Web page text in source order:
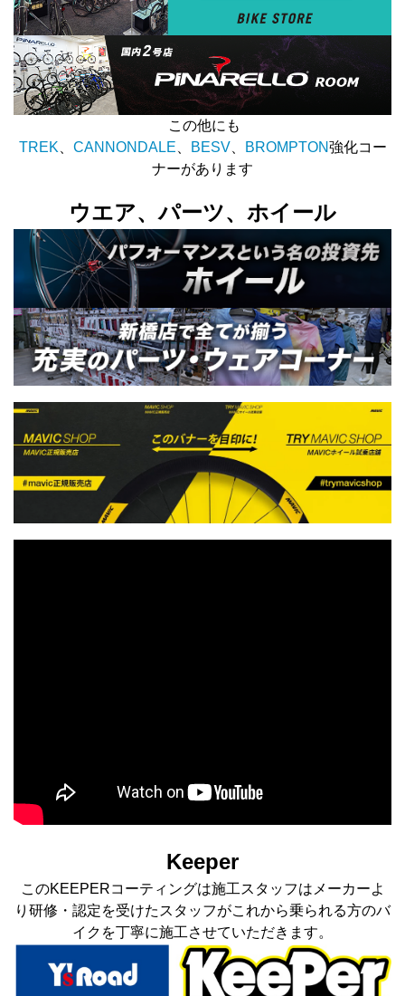
この他にも
TREK
CANNONDALE BESV、 BROMPTON強化コー
ナーがあります
ウエア、パーツ、ホイール
Keeper
このKEEPERコーティングは施工スタッフはメーカーよ
り研修・認定を受けたスタッフがこれから乗られる方のバ
イクを丁寧に施工させていただきます。